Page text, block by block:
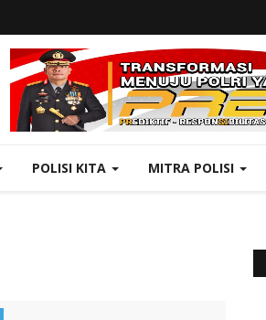
POLISI KITA MITRA POLISI